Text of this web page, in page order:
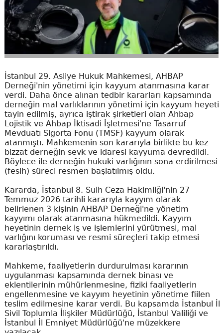
İstanbul 29. Asliye Hukuk Mahkemesi, AHBAP
Derneği'nin yönetimi için kayyum atanmasına karar
verdi. Daha önce alınan tedbir kararları kapsamında
derneğin mal varlıklarının yönetimi için kayyum heyeti
tayin edilmiş, ayrıca iştirak şirketleri olan Ahbap
Lojistik ve Ahbap İktisadi İşletmesi'ne Tasarruf
Mevduatı Sigorta Fonu (TMSF) kayyum olarak
atanmıştı. Mahkemenin son kararıyla birlikte bu kez
bizzat derneğin sevk ve idaresi kayyuma devredildi.
Böylece ile derneğin hukuki varlığının sona erdirilmesi
(fesih) süreci resmen başlatılmış oldu.
Kararda, İstanbul 8. Sulh Ceza Hakimliği'nin 27
Temmuz 2026 tarihli kararıyla kayyım olarak
belirlenen 3 kişinin AHBAP Derneği'ne yönetim
kayyımı olarak atanmasına hükmedildi. Kayyım
heyetinin dernek iş ve işlemlerini yürütmesi, mal
varlığını koruması ve resmi süreçleri takip etmesi
kararlaştırıldı.
Mahkeme, faaliyetlerin durdurulması kararının
uygulanması kapsamında dernek binası ve
eklentilerinin mühürlenmesine, fiziki faaliyetlerin
engellenmesine ve kayyım heyetinin yönetime fiilen
teslim edilmesine karar verdi. Bu kapsamda İstanbul İl
Sivil Toplumla İlişkiler Müdürlüğü, İstanbul Valiliği ve
İstanbul İl Emniyet Müdürlüğü'ne müzekkere